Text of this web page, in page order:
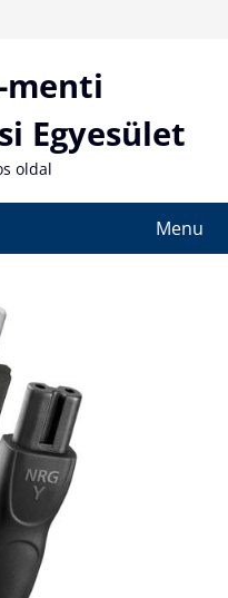
menti
Egyesület
oldal
Menu